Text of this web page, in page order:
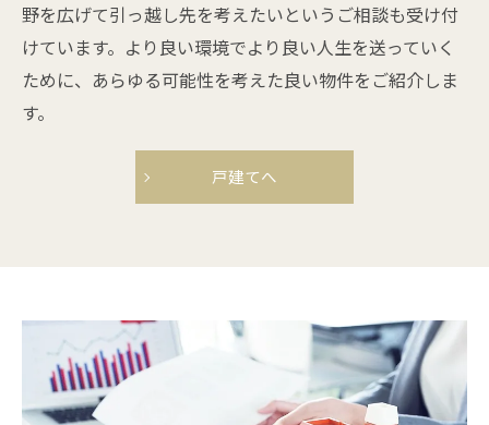
野を広げて引っ越し先を考えたいというご相談も受け付
けています。より良い環境でより良い人生を送っていく
ために、あらゆる可能性を考えた良い物件をご紹介しま
す。
戸建てへ